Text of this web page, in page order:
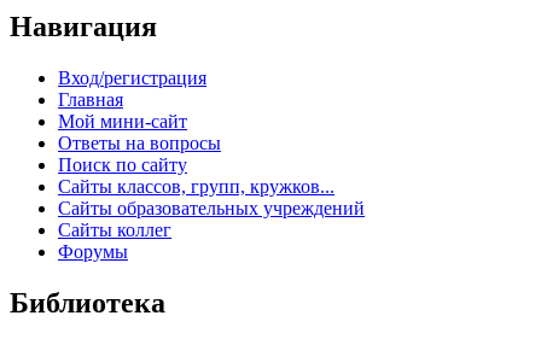
Навигация
Вход/регистрация
Главная
Мой мини-сайт
Ответы на вопросы
Поиск по сайту
Сайты классов, групп, кружков...
Сайты образовательных учреждений
Сайты коллег
Форумы
Библиотека